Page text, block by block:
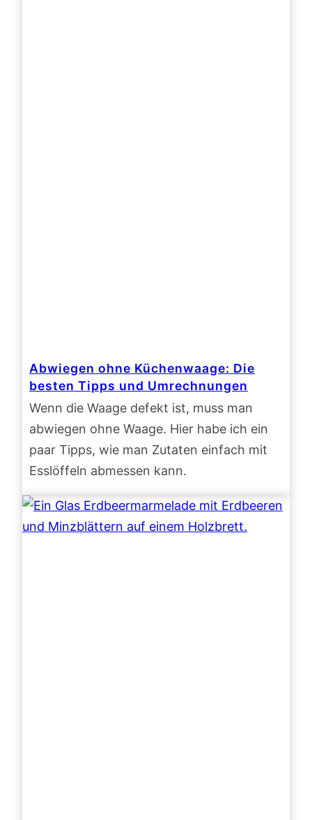
Abwiegen ohne Küchenwaage: Die
besten Tipps und Umrechnungen
Wenn die Waage defekt ist, muss man
abwiegen ohne Waage. Hier habe ich ein
paar Tipps, wie man Zutaten einfach mit
Esslöffeln abmessen kann.